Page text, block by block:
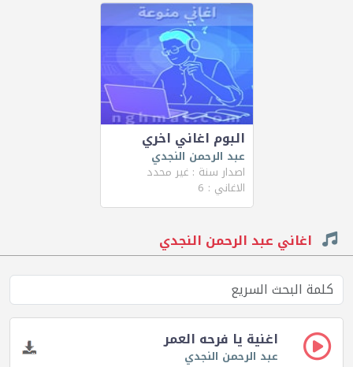
البوم اغاني اخري
عبد الرحمن النجدي
اصدار سنة : غير محدد
الاغاني : 6
اغاني عبد الرحمن النجدي
اغنية يا فرحه العمر
عبد الرحمن النجدي